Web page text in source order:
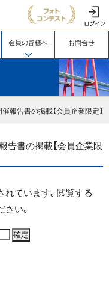
一般社団法人 建設コン
会員の皆様へ お問合せ
報告書の掲載【会員企業限定】
告書の掲載【会員企業限
ています。閲覧する
い。